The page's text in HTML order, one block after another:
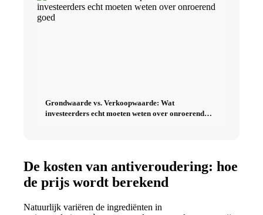
Grondwaarde vs. Verkoopwaarde: Wat
investeerders echt moeten weten over onroerend
De kosten van antiveroudering: hoe
de prijs wordt berekend
Natuurlijk variëren de ingrediënten in